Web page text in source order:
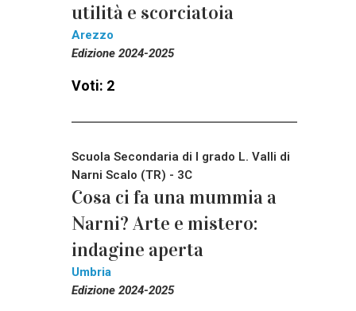
utilità e scorciatoia
Arezzo
Edizione 2024-2025
Voti: 2
Scuola Secondaria di I grado L. Valli di
Narni Scalo (TR) - 3C
Cosa ci fa una mummia a
Narni? Arte e mistero:
indagine aperta
Umbria
Edizione 2024-2025